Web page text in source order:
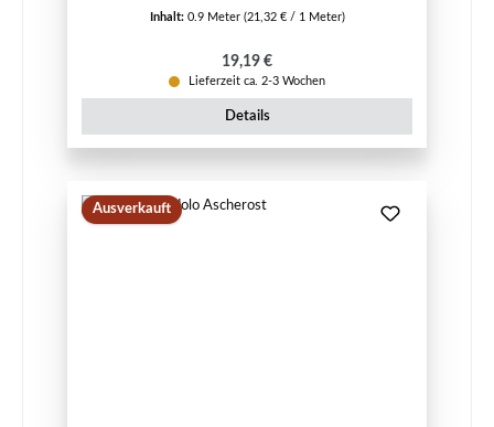
Inhalt: 0.9 Meter (21,32 € / 1 Meter)
Regulärer Preis:
19,19 €
Lieferzeit ca. 2-3 Wochen
Details
Ausverkauft